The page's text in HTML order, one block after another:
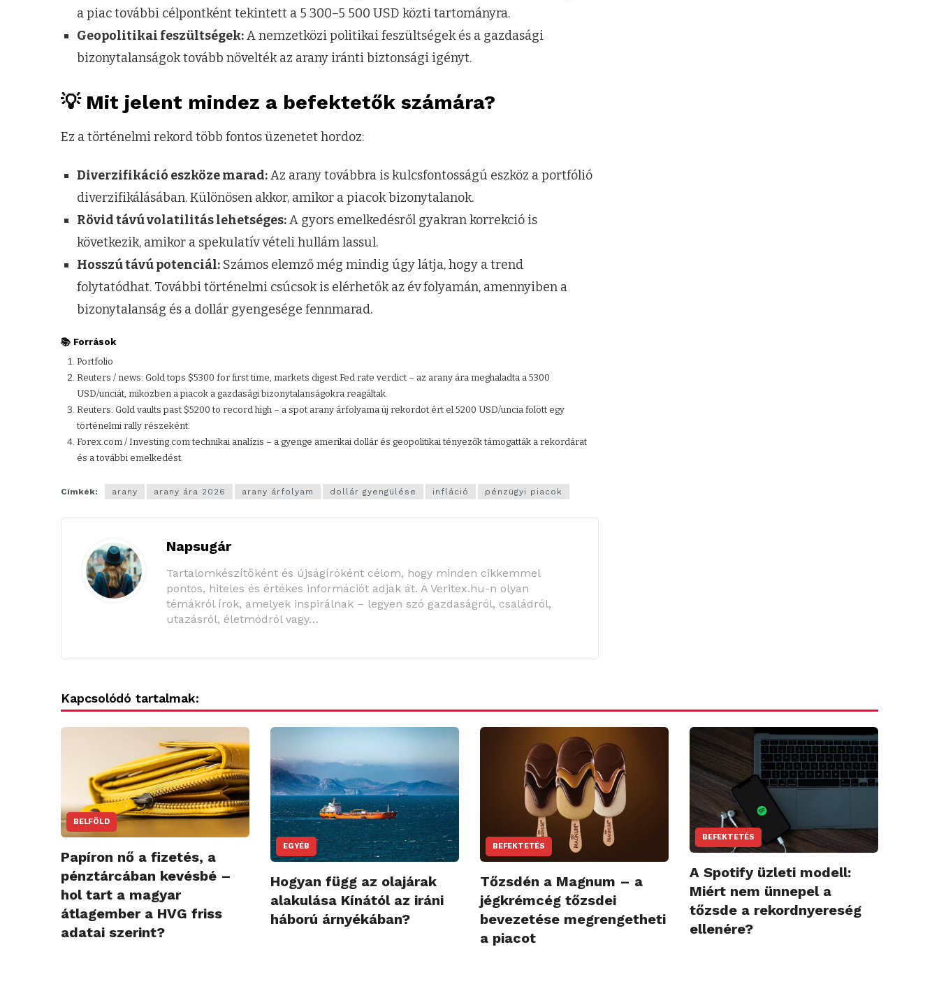
a piac további célpontként tekintett a 5 300–5 500 USD közti tartományra.
Geopolitikai feszültségek:A nemzetközi politikai feszültségek és a gazdasági
bizonytalanságok tovább növelték az arany iránti biztonsági igényt.
💡 Mit jelent mindez a befektetők számára?
Ez a történelmi rekord több fontos üzenetet hordoz:
Diverzifikáció eszköze marad:Az arany továbbra is kulcsfontosságú eszköz a portfólió
diverzifikálásában. Különösen akkor, amikor a piacok bizonytalanok.
Rövid távú volatilitás lehetséges:A gyors emelkedésről gyakran korrekció is
következik, amikor a spekulatív vételi hullám lassul.
Hosszú távú potenciál: Számos elemző még mindig úgy látja, hogy a trend
folytatódhat. További történelmi csúcsok is elérhetők az év folyamán, amennyiben a
bizonytalanság és a dollár gyengesége fennmarad.
📚 Források
Portfolio
Reuters / news: Gold tops $5300 for first time, markets digest Fed rate verdict – az arany ára meghaladta a 5300
USD/unciát, miközben a piacok a gazdasági bizonytalanságokra reagáltak.
Reuters: Gold vaults past $5200 to record high – a spot arany árfolyama új rekordot ért el 5200 USD/uncia fölött egy
történelmi rally részeként.
Forex.com / Investing.com technikai analízis – a gyenge amerikai dollár és geopolitikai tényezők támogatták a rekordárat
és a további emelkedést.
Címkék: arany arany ára 2026 arany árfolyam dollár gyengülése infláció pénzügyi piacok
Napsugár
Tartalomkészítőként és újságíróként célom, hogy minden cikkemmel
pontos, hiteles és értékes információt adjak át. A Veritex.hu-n olyan
témákról írok, amelyek inspirálnak – legyen szó gazdaságról, családról,
utazásról, életmódról vagy…
Kapcsolódó tartalmak:
BELFÖLD
Papíron nő a fizetés, a
pénztárcában kevésbé –
hol tart a magyar
átlagember a HVG friss
adatai szerint?
EGYÉB
Hogyan függ az olajárak
alakulása Kínától az iráni
háború árnyékában?
BEFEKTETÉS
Tőzsdén a Magnum – a
jégkrémcég tőzsdei
bevezetése megrengetheti
a piacot
BEFEKTETÉS
A Spotify üzleti modell:
Miért nem ünnepel a
tőzsde a rekordnyereség
ellenére?